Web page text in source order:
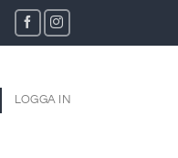
LOGGA IN